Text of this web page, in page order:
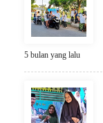
5 bulan yang lalu